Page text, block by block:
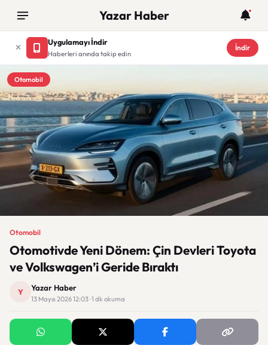
Yazar Haber
Uygulamayı İndir
Haberleri anında takip edin
İndir
Otomobil
Otomobil
Otomotivde Yeni Dönem: Çin Devleri Toyota
ve Volkswagen’i Geride Bıraktı
Y Yazar Haber
13 Mayıs 2026 12:03 · 1 dk okuma